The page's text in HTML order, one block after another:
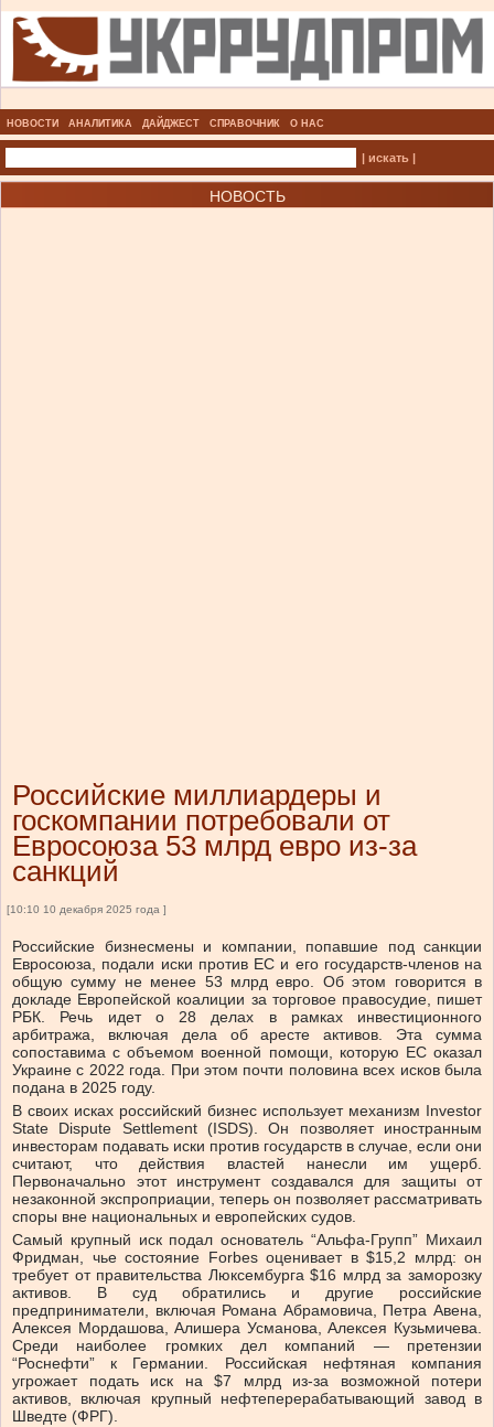
НОВОСТИ АНАЛИТИКА ДАЙДЖЕСТ СПРАВОЧНИК О НАС
| искать |
НОВОСТЬ
Российские миллиардеры и
госкомпании потребовали от
Евросоюза 53 млрд евро из-за
санкций
[10:10 10 декабря 2025 года ]
Российские бизнесмены и компании, попавшие под санкции
Евросоюза, подали иски против ЕС и его государств-членов на
общую сумму не менее 53 млрд евро. Об этом говорится в
докладе Европейской коалиции за торговое правосудие, пишет
РБК. Речь идет о 28 делах в рамках инвестиционного
арбитража, включая дела об аресте активов. Эта сумма
сопоставима с объемом военной помощи, которую ЕС оказал
Украине с 2022 года. При этом почти половина всех исков была
подана в 2025 году.
В своих исках российский бизнес использует механизм Investor
State Dispute Settlement (ISDS). Он позволяет иностранным
инвесторам подавать иски против государств в случае, если они
считают, что действия властей нанесли им ущерб.
Первоначально этот инструмент создавался для защиты от
незаконной экспроприации, теперь он позволяет рассматривать
споры вне национальных и европейских судов.
Самый крупный иск подал основатель “Альфа-Групп” Михаил
Фридман, чье состояние Forbes оценивает в $15,2 млрд: он
требует от правительства Люксембурга $16 млрд за заморозку
активов. В суд обратились и другие российские
предприниматели, включая Романа Абрамовича, Петра Авена,
Алексея Мордашова, Алишера Усманова, Алексея Кузьмичева.
Среди наиболее громких дел компаний — претензии
“Роснефти” к Германии. Российская нефтяная компания
угрожает подать иск на $7 млрд из-за возможной потери
активов, включая крупный нефтеперерабатывающий завод в
Шведте (ФРГ).